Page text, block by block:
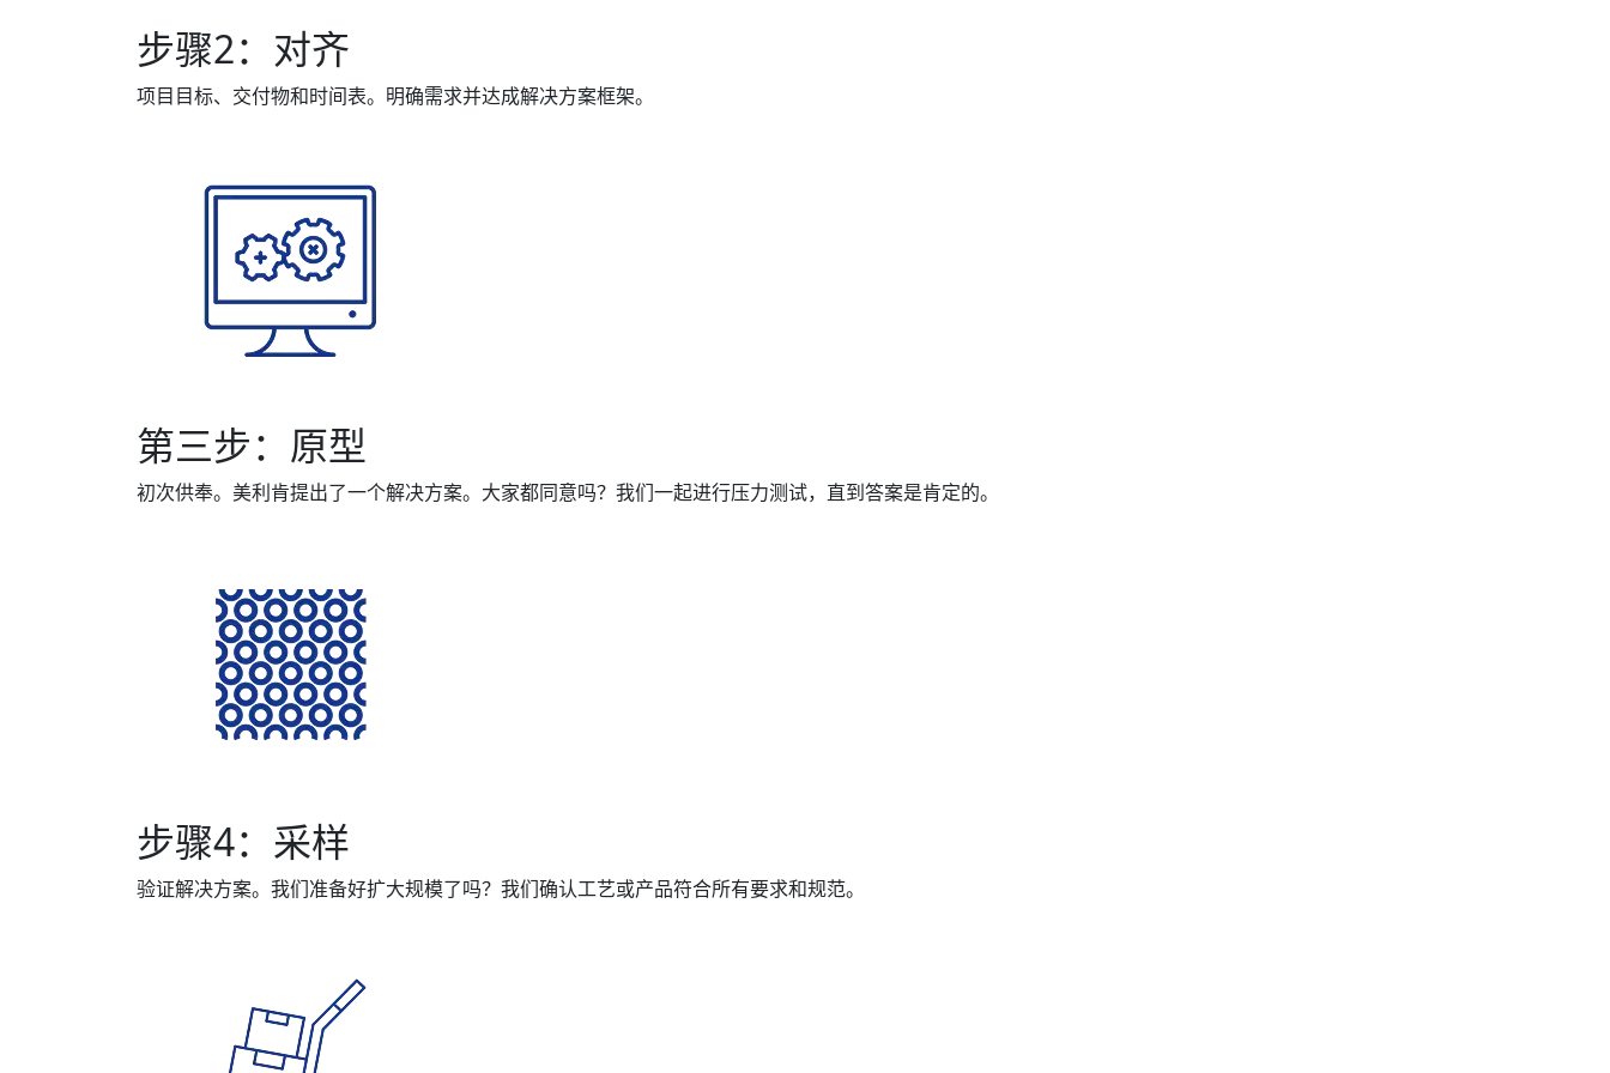
步骤2：对齐
项目目标、交付物和时间表。明确需求并达成解决方案框架。
第三步：原型
初次供奉。美利肯提出了一个解决方案。大家都同意吗？我们一起进行压力测试，直到答案是肯定的。
步骤4：采样
验证解决方案。我们准备好扩大规模了吗？我们确认工艺或产品符合所有要求和规范。